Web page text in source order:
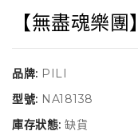
【無盡魂樂
品牌: PILI
型號: NA18138
庫存狀態: 缺貨